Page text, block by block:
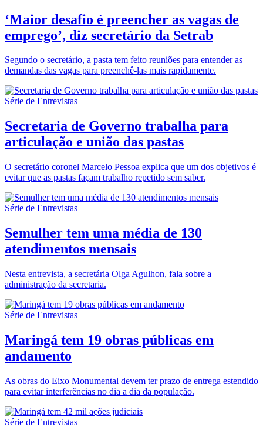
‘Maior desafio é preencher as vagas de
emprego’, diz secretário da Setrab
Segundo o secretário, a pasta tem feito reuniões para entender as
demandas das vagas para preenchê-las mais rapidamente.
Série de Entrevistas
Secretaria de Governo trabalha para
articulação e união das pastas
O secretário coronel Marcelo Pessoa explica que um dos objetivos é
evitar que as pastas façam trabalho repetido sem saber.
Série de Entrevistas
Semulher tem uma média de 130
atendimentos mensais
Nesta entrevista, a secretária Olga Agulhon, fala sobre a
administração da secretaria.
Série de Entrevistas
Maringá tem 19 obras públicas em
andamento
As obras do Eixo Monumental devem ter prazo de entrega estendido
para evitar interferências no dia a dia da população.
Série de Entrevistas